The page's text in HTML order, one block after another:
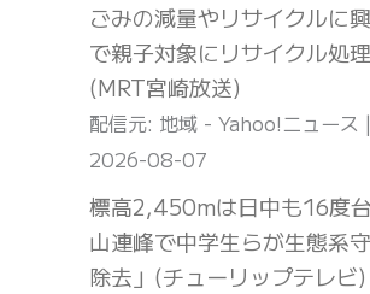
ごみの減量やリサイクルに
で親子対象にリサイクル処
(MRT宮崎放送)
配信元: 地域 - Yahoo!ニュース
2026-08-07
標高2,450mは日中も16度
山連峰で中学生らが生態系
除去」(チューリップテレビ)